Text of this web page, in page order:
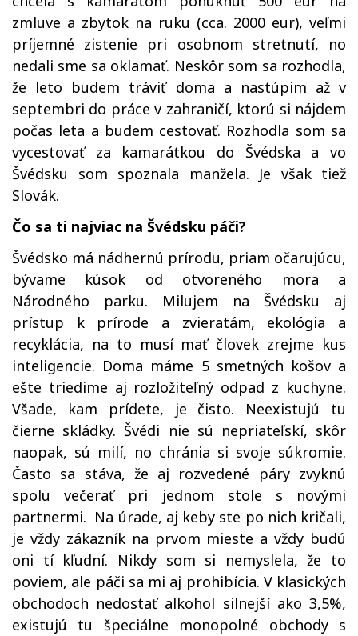
zmluve a zbytok na ruku (cca. 2000 eur), veľmi
príjemné zistenie pri osobnom stretnutí, no
nedali sme sa oklamať. Neskôr som sa rozhodla,
že leto budem tráviť doma a nastúpim až v
septembri do práce v zahraničí, ktorú si nájdem
počas leta a budem cestovať. Rozhodla som sa
vycestovať za kamarátkou do Švédska a vo
Švédsku som spoznala manžela. Je však tiež
Slovák.
Čo sa ti najviac na Švédsku páči?
Švédsko má nádhernú prírodu, priam očarujúcu,
bývame kúsok od otvoreného mora a
Národného parku. Milujem na Švédsku aj
prístup k prírode a zvieratám, ekológia a
recyklácia, na to musí mať človek zrejme kus
inteligencie. Doma máme 5 smetných košov a
ešte triedime aj rozložiteľný odpad z kuchyne.
Všade, kam prídete, je čisto. Neexistujú tu
čierne skládky. Švédi nie sú nepriateľskí, skôr
naopak, sú milí, no chránia si svoje súkromie.
Často sa stáva, že aj rozvedené páry zvyknú
spolu večerať pri jednom stole s novými
partnermi. Na úrade, aj keby ste po nich kričali,
je vždy zákazník na prvom mieste a vždy budú
oni tí kľudní. Nikdy som si nemyslela, že to
poviem, ale páči sa mi aj prohibícia. V klasických
obchodoch nedostať alkohol silnejší ako 3,5%,
existujú tu špeciálne monopolné obchody s